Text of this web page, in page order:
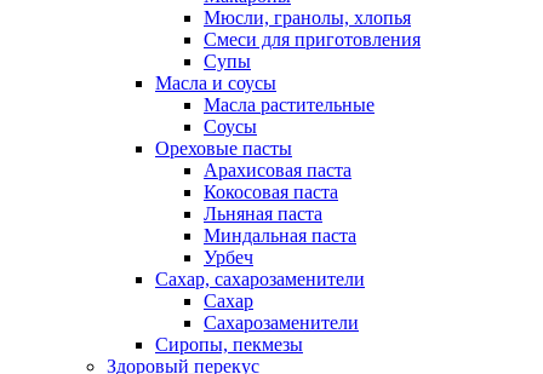
Мюсли, гранолы, хлопья
Смеси для приготовления
Супы
Масла и соусы
Масла растительные
Соусы
Ореховые пасты
Арахисовая паста
Кокосовая паста
Льняная паста
Миндальная паста
Урбеч
Сахар, сахарозаменители
Сахар
Сахарозаменители
Сиропы, пекмезы
Здоровый перекус